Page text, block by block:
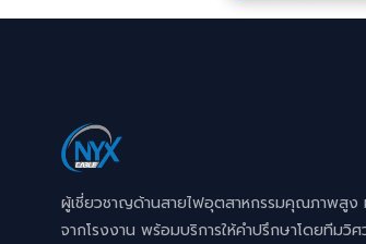
ผู้เชี่ยวชาญด้านสายไฟอุตสาหกรรมคุณภาพสูง
จากโรงงาน พร้อมบริการให้คำปรึกษาโดยทีมวิศ